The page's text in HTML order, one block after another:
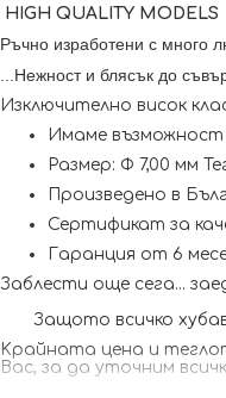
HIGH QUALITY MODELS
Ръчно изработени с много
...Нежност и блясък до
Изключително висок
Имаме
Размер: Ф 7,00 мм
Произведено в
Сертификат за
Гаранция от 6
Заблести още сега...
Защото всичко
Kрайната цена и
Вас, за да уточним